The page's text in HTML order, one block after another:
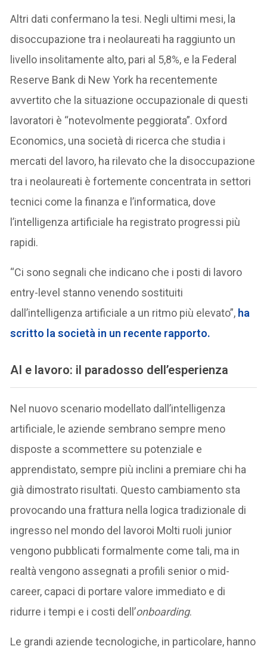
Altri dati confermano la tesi. Negli ultimi mesi, la
disoccupazione tra i neolaureati ha raggiunto un
livello insolitamente alto, pari al 5,8%, e la Federal
Reserve Bank di New York ha recentemente
avvertito che la situazione occupazionale di questi
lavoratori è “notevolmente peggiorata”. Oxford
Economics, una società di ricerca che studia i
mercati del lavoro, ha rilevato che la disoccupazione
tra i neolaureati è fortemente concentrata in settori
tecnici come la finanza e l’informatica, dove
l’intelligenza artificiale ha registrato progressi più
rapidi.
“Ci sono segnali che indicano che i posti di lavoro
entry-level stanno venendo sostituiti
dall’intelligenza artificiale a un ritmo più elevato”, ha
scritto la società in un recente rapporto.
AI e lavoro: il paradosso dell’esperienza
Nel nuovo scenario modellato dall’intelligenza
artificiale, le aziende sembrano sempre meno
disposte a scommettere su potenziale e
apprendistato, sempre più inclini a premiare chi ha
già dimostrato risultati. Questo cambiamento sta
provocando una frattura nella logica tradizionale di
ingresso nel mondo del lavoroi Molti ruoli junior
vengono pubblicati formalmente come tali, ma in
realtà vengono assegnati a profili senior o mid-
career, capaci di portare valore immediato e di
ridurre i tempi e i costi dell’onboarding.
Le grandi aziende tecnologiche, in particolare, hanno